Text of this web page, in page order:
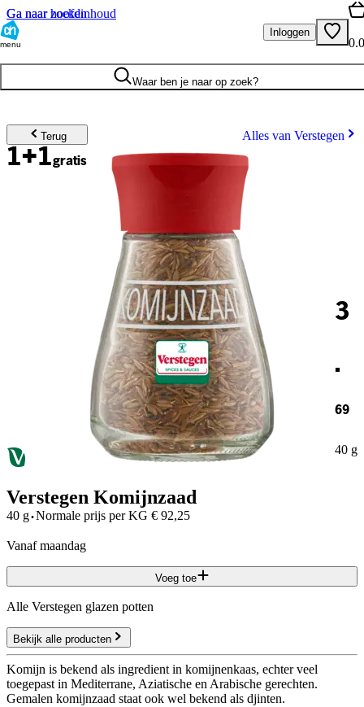
Ga naar hoofdinhoud
Ga naar zoeken
menu
Inloggen
Waar ben je naar op zoek?
Terug Alles van Verstegen
1+1gratis
3
.
69
40 g
Verstegen Komijnzaad
40 g·Normale prijs per KG € 92,25
vanaf maandag
Voeg toe
Alle Verstegen glazen potten
Bekijk alle producten
Komijn is bekend als ingredient in komijnenkaas, echter veel
toegepast in Mediterrane, Aziatische en Arabische gerechten.
Gemalen komijnzaad staat ook wel bekend als djinten.